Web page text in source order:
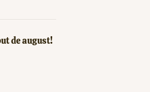
de august!